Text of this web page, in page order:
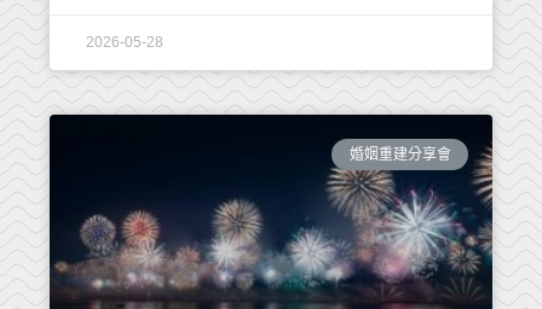
2026-05-28
婚姻重建分享會